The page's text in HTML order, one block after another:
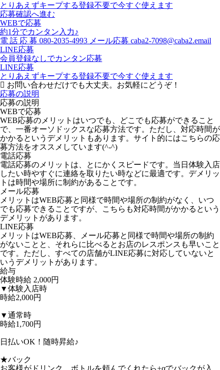
とりあえずキープする登録不要で今すぐ使えます
応募確認へ進む
WEBで応募
約1分でカンタン入力♪
電 話 応 募 080-2035-4993 メール応募 caba2-7098@caba2.email
LINE応募
会員登録なしでカンタン応募
LINE応募
とりあえずキープする登録不要で今すぐ使えます
お問い合わせだけでも大丈夫。お気軽にどうぞ！
応募の説明
応募の説明
WEBで応募
WEB応募のメリットはいつでも、どこでも応募ができること
で、一番オーソドックスな応募方法です。ただし、対応時間が
かかるというデメリットもあります。サイト的にはこちらの応
募方法をオススメしています(^-^)
電話応募
電話応募のメリットは、とにかくスピードです。当日体験入店
したい時やすぐに連絡を取りたい時などに最適です。デメリッ
トは時間や場所に制約があることです。
メール応募
メリットはWEB応募と同様で時間や場所の制約がなく、いつ
でも応募できることですが、こちらも対応時間がかかるという
デメリットがあります。
LINE応募
メリットはWEB応募、メール応募と同様で時間や場所の制約
がないことと、それらに比べるとお店のレスポンスも早いこと
です。ただし、すべての店舗がLINE応募に対応していないと
いうデメリットがあります。
給与
体験時給 2,000円
▼体験入店時
時給2,000円
▼通常時
時給1,700円
日払いOK！随時昇給♪
★バック
お客様がドリンク、ボトルを頼んでくれたら+αでバックが入